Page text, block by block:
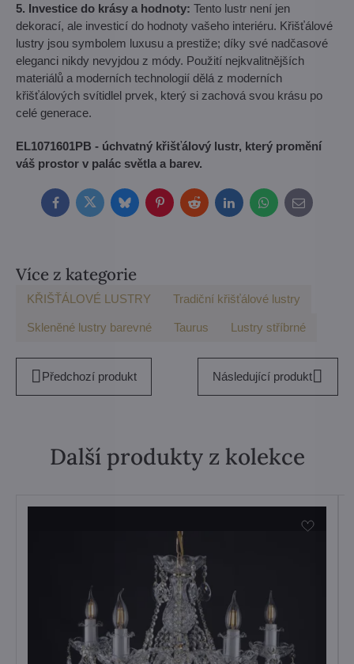
5. Investice do krásy a hodnoty: Tento lustr není jen
dekorací, ale investicí do hodnoty vašeho interiéru. Křišťálové
lustry jsou symbolem luxusu a prestiže; díky své nadčasové
eleganci nikdy nevyjdou z módy. Použití nejkvalitnějších
materiálů a moderních technologií dělá z moderních
křišťálových svítidlel prvek, který si zachová svou krásu po
celé generace.
EL1071601PB - úchvatný křišťálový lustr, který promění
váš prostor v palác světla a barev.
FacebookTwitterBlueskyPinterestRedditLinkedInWhatsApp
E-
mail
Více z kategorie
KŘIŠŤÁLOVÉ LUSTRY Tradiční křišťálové lustry
Skleněné lustry barevné Taurus Lustry stříbrné
Předchozí produkt Následující produkt
Další produkty z kolekce